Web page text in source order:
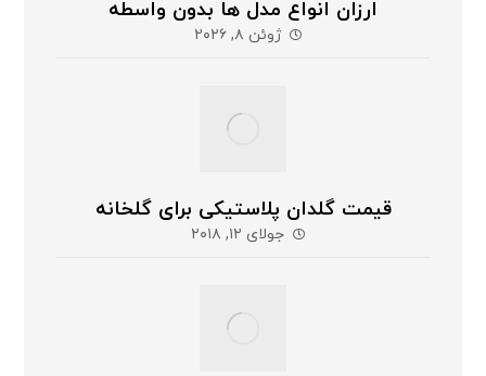
ارزان انواع مدل ها بدون واسطه
ژوئن ۸, ۲۰۲۶
قیمت گلدان پلاستیکی برای گلخانه
جولای ۱۲, ۲۰۱۸